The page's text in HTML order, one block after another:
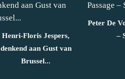
Henri-Floris Jespers,
denkend aan Gust van
Brussel...
Peter De
–